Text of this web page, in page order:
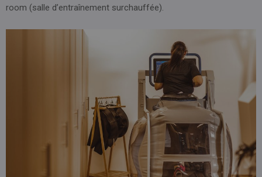
room (salle d’entraînement surchauffée).